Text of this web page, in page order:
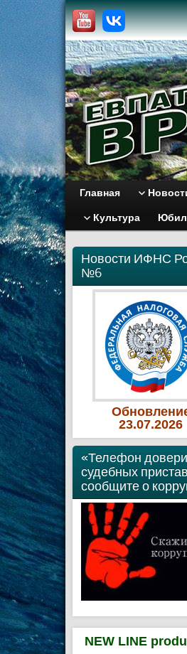
Главная
Культура
Новости ИФНС
№6
23.07.2026
«Телефон
судебных
сообщите о
NEW LINE